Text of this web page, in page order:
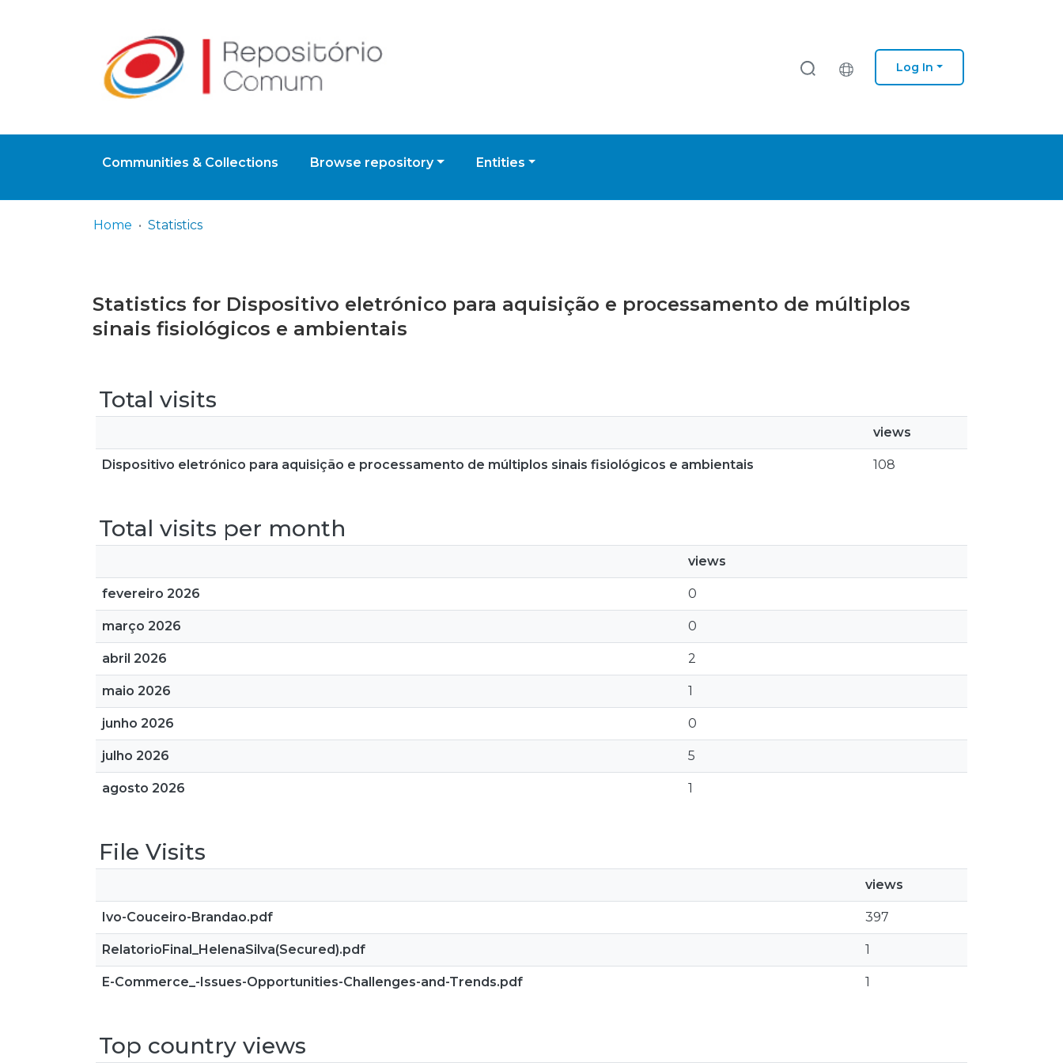
Log In
Communities & Collections Browse repository Entities
Home Statistics
Statistics for Dispositivo eletrónico para aquisição e processamento de múltiplos
sinais fisiológicos e ambientais
Total visits
views
Dispositivo eletrónico para aquisição e processamento de múltiplos sinais fisiológicos e ambientais 108
Total visits per month
views
fevereiro 2026 0
março 2026 0
abril 2026 2
maio 2026 1
junho 2026 0
julho 2026 5
agosto 2026 1
File Visits
views
Ivo-Couceiro-Brandao.pdf 397
RelatorioFinal_HelenaSilva(Secured).pdf 1
E-Commerce_-Issues-Opportunities-Challenges-and-Trends.pdf 1
Top country views